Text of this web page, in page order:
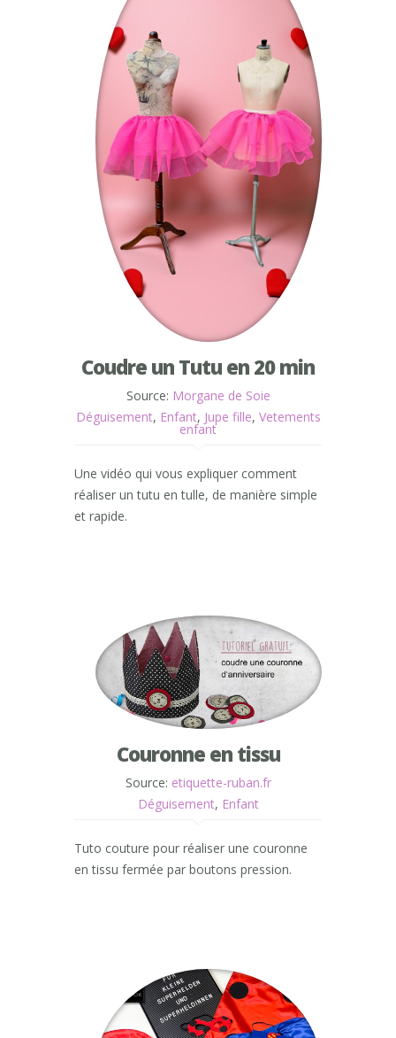
Coudre un Tutu en 20 min
Source: Morgane de Soie
Déguisement, Enfant, Jupe fille, Vetements
enfant
Une vidéo qui vous expliquer comment
réaliser un tutu en tulle, de manière simple
et rapide.
Couronne en tissu
Source: etiquette-ruban.fr
Déguisement, Enfant
Tuto couture pour réaliser une couronne
en tissu fermée par boutons pression.